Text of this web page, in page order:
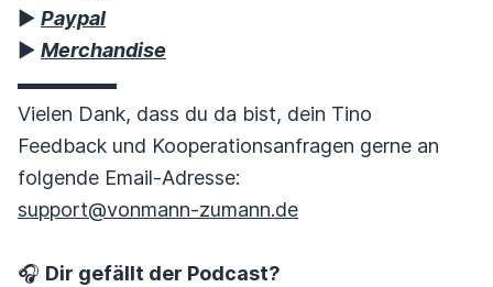
▶︎ Paypal
▶︎ Merchandise
▬▬▬▬▬
Vielen Dank, dass du da bist, dein Tino
Feedback und Kooperationsanfragen gerne an
folgende Email-Adresse:
support@vonmann-zumann.de
🎧 Dir gefällt der Podcast?